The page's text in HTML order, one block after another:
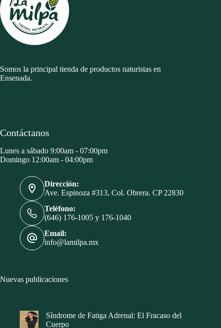
Somos la principal tienda de productos naturistas en
Ensenada.
Contáctanos
Lunes a sábado 9:00am - 07:00pm
Domingo 12:00am - 04:00pm
Dirección:
Ave. Espinoza #313, Col. Obrera. CP 22830
Teléfono:
(646) 176-1005 y 176-1040
Email:
info@lamilpa.mx
Nuevas publicaciones
Síndrome de Fatiga Adrenal: El Fracaso del
Cuerpo